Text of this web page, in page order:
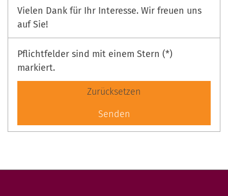
Vielen Dank für Ihr Interesse. Wir freuen uns
auf Sie!
Pflichtfelder sind mit einem Stern (*)
markiert.
Zurücksetzen